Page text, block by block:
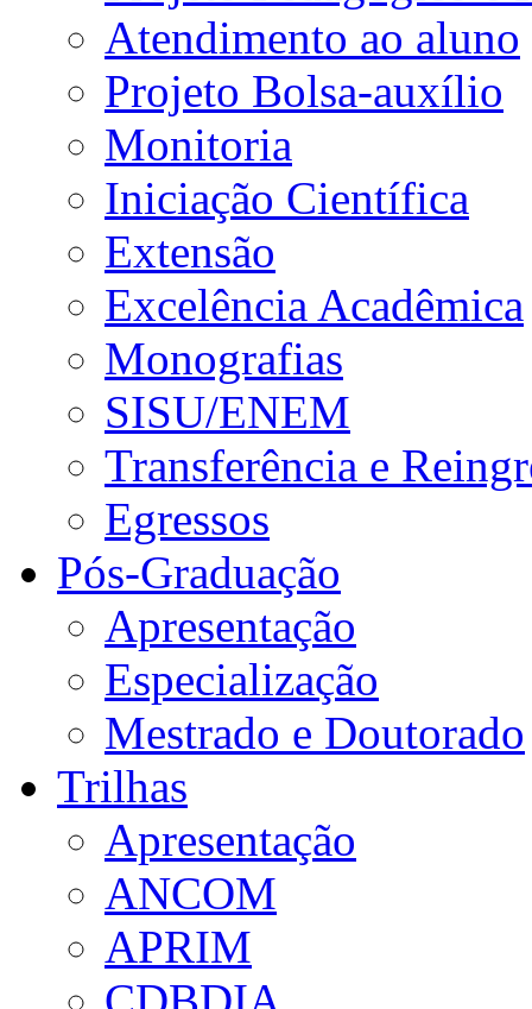
Atendimento ao aluno
Projeto Bolsa-auxílio
Monitoria
Iniciação Científica
Extensão
Excelência Acadêmica
Monografias
SISU/ENEM
Transferência e
Egressos
Pós-Graduação
Apresentação
Especialização
Mestrado e Doutorado
Trilhas
Apresentação
ANCOM
APRIM